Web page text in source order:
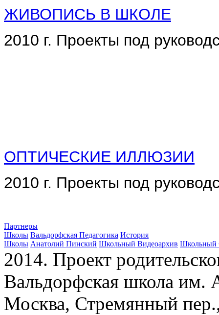
ЖИВОПИСЬ В ШКОЛЕ
2010 г. Проекты под
ОПТИЧЕСКИЕ ИЛЛЮЗИИ
2010 г. Проекты под
Партнеры
Школы Вальдорфская Педагогика История
Школы Анатолий Пинский Школьный Видеоархив Школьный
2014. Проект
Вальдорфская школа им.
Москва, Стремянный